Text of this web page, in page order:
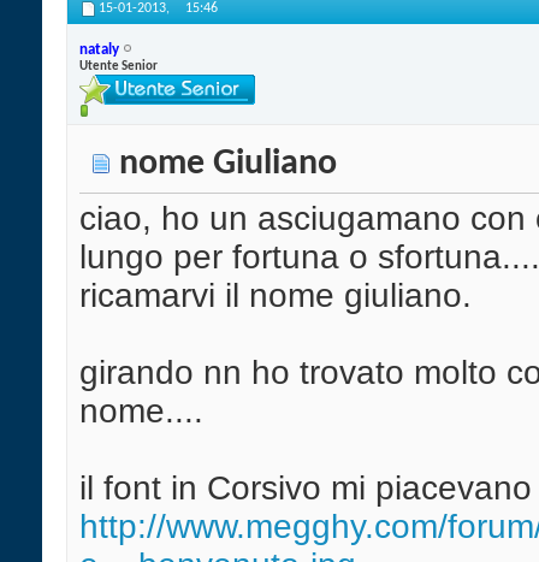
15-01-2013, 15:46
nataly
Utente Senior
nome Giuliano
ciao, ho un asciugamano con
lungo per fortuna o
ricamarvi il nome giuliano.
girando nn ho trovato molto
nome....
il font in Corsivo mi
http://www.megghy.com/